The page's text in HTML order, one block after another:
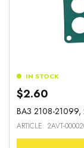
ВАЗ 2108-21099,
ARTICLE: 2AVT-
IN STOCK
$2.60